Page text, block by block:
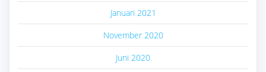
Januari 2021
November 2020
Juni 2020